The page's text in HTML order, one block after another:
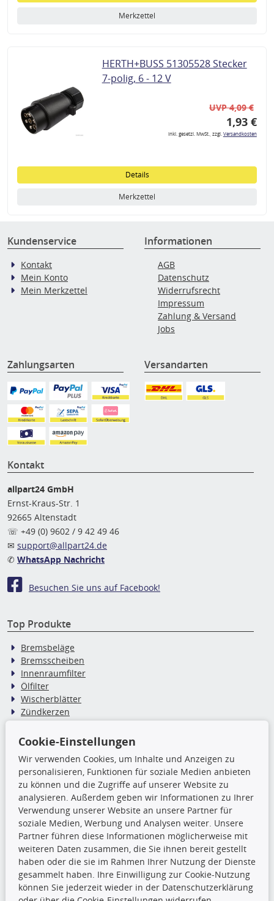
Merkzettel
HERTH+BUSS 51305528 Stecker
7-polig, 6 - 12 V
UVP 4,09 €
1,93 €
inkl. gesetzl. MwSt., zzgl.Versandkosten
Details
Merkzettel
Kundenservice
Kontakt
Mein Konto
Mein Merkzettel
Informationen
AGB
Datenschutz
Widerrufsrecht
Impressum
Zahlung & Versand
Jobs
Zahlungsarten Versandarten
Kontakt
allpart24 GmbH
Ernst-Kraus-Str. 1
92665 Altenstadt
☏ +49 (0) 9602 / 9 42 49 46
✉ support@allpart24.de
✆ WhatsApp Nachricht
Besuchen Sie uns auf Facebook!
Top Produkte
Bremsbeläge
Bremsscheiben
Innenraumfilter
Ölfilter
Wischerblätter
Zündkerzen
TecDoc Inside
Die hier angezeigten Daten,
insbesondere die gesamte Datenbank,
dürfen nicht kopiert werden. Es ist zu
unterlassen, die Daten oder die gesamte Datenbank ohne
vorherige Zustimmung TecDocs zu vervielfältigen, zu
verbreiten und/oder diese Handlungen durch Dritte ausführen
zu lassen. Ein Zuwiderhandeln stellt eine
Urheberrechtsverletzung dar und wird verfolgt.
Ronny’s Newsletter
Cookie-Einstellungen
Wir verwenden Cookies, um Inhalte und Anzeigen zu
personalisieren, Funktionen für soziale Medien anbieten
zu können und die Zugriffe auf unserer Website zu
analysieren. Außerdem geben wir Informationen zu Ihrer
Verwendung unserer Website an unsere Partner für
soziale Medien, Werbung und Analysen weiter. Unsere
Partner führen diese Informationen möglicherweise mit
weiteren Daten zusammen, die Sie ihnen bereit gestellt
haben oder die sie im Rahmen Ihrer Nutzung der Dienste
gesammelt haben. Ihre Einwilligung zur Cookie-Nutzung
können Sie jederzeit wieder in der Datenschutzerklärung